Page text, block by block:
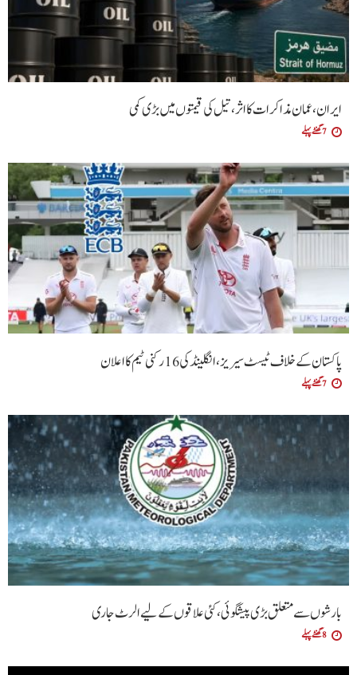
ایران، عمان مذاکرات کا اثر، تیل کی قیمتوں میں بڑی کمی
7 گھنٹے پہلے
پاکستان کے خلاف ٹیسٹ سیریز، انگلینڈ کی 16 رکنی ٹیم کا اعلان
7 گھنٹے پہلے
بارشوں سے متعلق بڑی پیشگوئی، کئی علاقوں کے لیے الرٹ جاری
8 گھنٹے پہلے